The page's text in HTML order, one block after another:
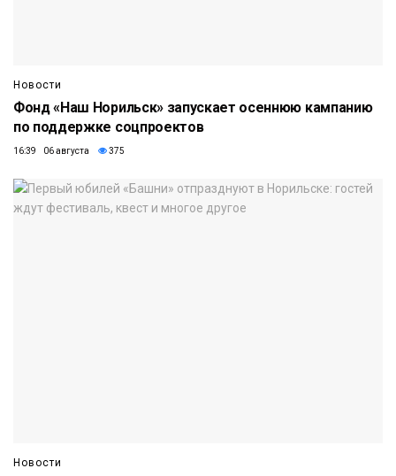
Новости
Фонд «Наш Норильск» запускает осеннюю кампанию
по поддержке соцпроектов
16:39 06 августа 375
Новости